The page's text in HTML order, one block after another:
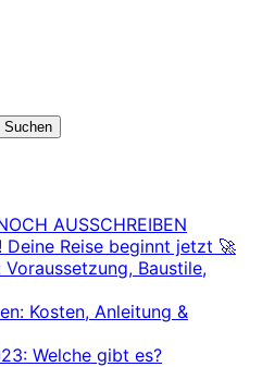
Suchen
AUSSCHREIBEN
Reise beginnt jetzt 🚀
Baustile,
Kosten, Anleitung &
Welche gibt es?